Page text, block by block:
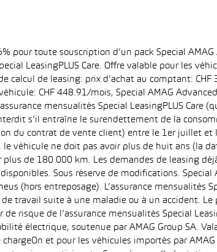
pour toute souscription d’un pack Special
LeasingPLUS Care. Offre valable pour les
calcul de leasing: prix d’achat au comptant:
CHF 448.91/mois, Special AMAG
mensualités Special LeasingPLUS Care
s’il entraîne le surendettement de la
du contrat de vente client) entre le 1er juillet
le véhicule ne doit pas avoir plus de huit ans (la
de 180 000 km. Les demandes de leasing
Sous réserve de modifications.
(hors entreposage). L’assurance mensualités
travail suite à une maladie ou à un accident. Le
de risque de l’assurance mensualités Special
électrique, soutenue par AMAG Group SA.
et pour les véhicules importés par